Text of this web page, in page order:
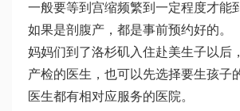
一般要等到宫缩频繁到一定程度才能
如果是剖腹产，都是事前预约好的。
妈妈们到了洛杉矶入住赴美生子以后
产检的医生，也可以先选择要生孩子
医生都有相对应服务的医院。